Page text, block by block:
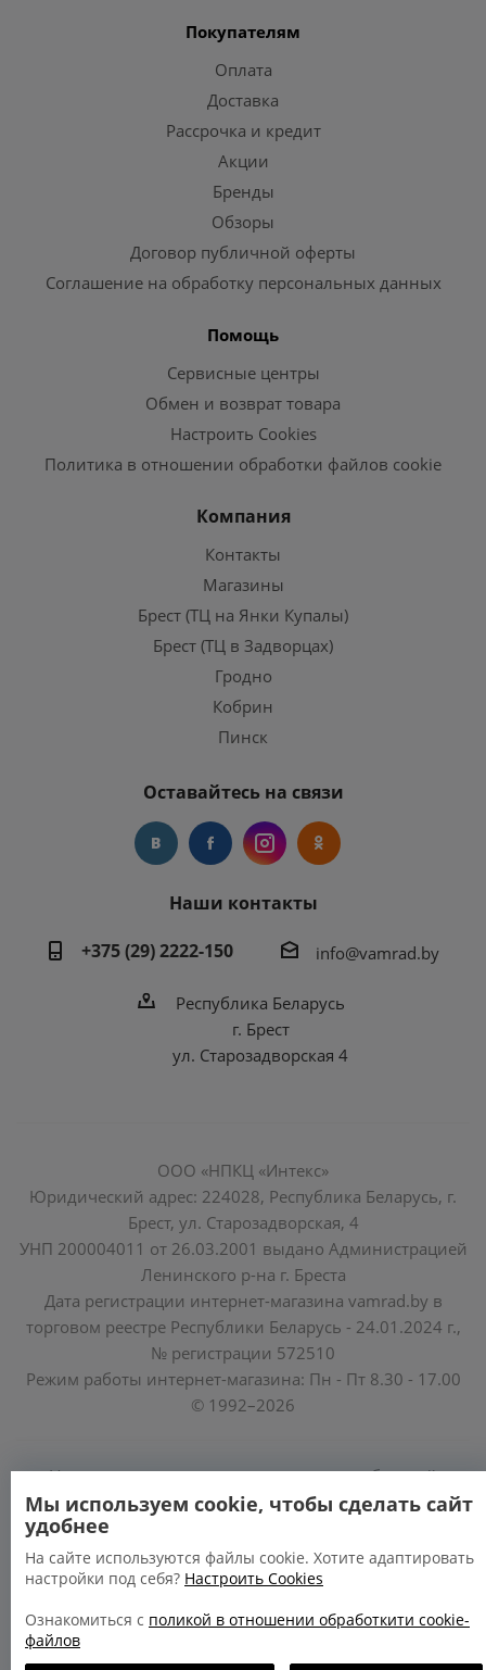
Покупателям
Оплата
Доставка
Рассрочка и кредит
Акции
Бренды
Обзоры
Договор публичной оферты
Соглашение на обработку персональных данных
Помощь
Сервисные центры
Обмен и возврат товара
Настроить Cookies
Политика в отношении обработки файлов cookie
Компания
Контакты
Магазины
Брест (ТЦ на Янки Купалы)
Брест (ТЦ в Задворцах)
Гродно
Кобрин
Пинск
Оставайтесь на связи
Наши контакты
+375 (29) 2222-150
info@vamrad.by
Республика Беларусь
г. Брест
ул. Старозадворская 4
ООО «НПКЦ «Интекс»
Юридический адрес: 224028, Республика Беларусь, г.
Брест, ул. Старозадворская, 4
УНП 200004011 от 26.03.2001 выдано Администрацией
Ленинского р-на г. Бреста
Дата регистрации интернет-магазина vamrad.by в
торговом реестре Республики Беларусь - 24.01.2024 г.,
№ регистрации 572510
Режим работы интернет-магазина: Пн - Пт 8.30 - 17.00
© 1992–2026
Уполномоченные по защите прав потребителей
облисполкомов, Минского горисполкома:
https://www.mart.gov.by/activity/zashchita-prav-
potrebiteley/
БРЕСТСКАЯ ОБЛАСТЬ тел. (80162) 26 97 69;
Мы используем cookie, чтобы сделать сайт
удобнее
На сайте используются файлы cookie. Хотите адаптировать
настройки под себя? Настроить Cookies
Ознакомиться с поликой в отношении обработкити cookie-
файлов